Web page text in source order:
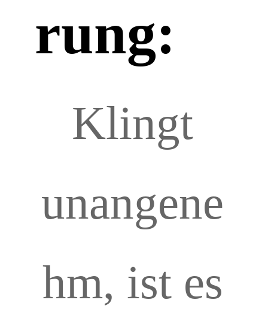
rung:
Klingt
unangene
hm, ist es